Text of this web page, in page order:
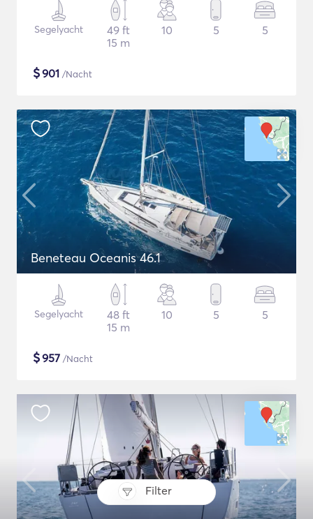
Filter
Segelyacht
49 ft
15 m
10 5 5
$901 /Nacht
Beneteau Oceanis 46.1
Segelyacht
48 ft
15 m
10 5 5
$957 /Nacht